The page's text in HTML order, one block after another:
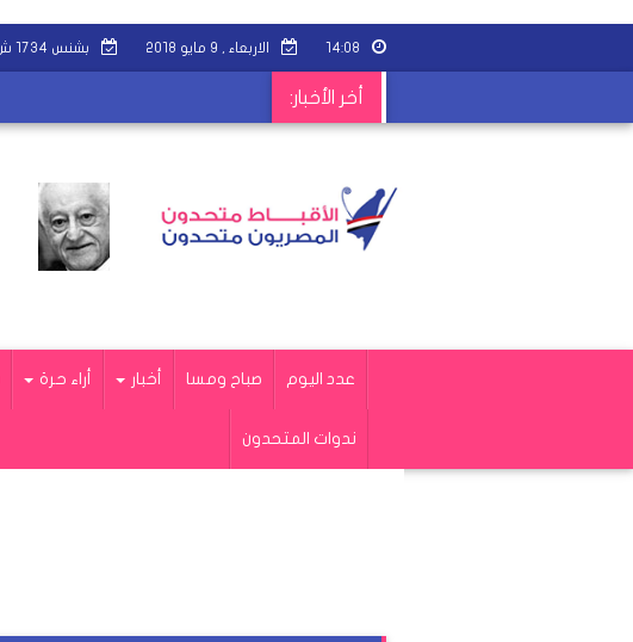
١٤:٠٨ الاربعاء , ٩ مايو ٢٠١٨ بشنس ١٧٣٤ ش ١
أخر الأخبار:
عدد اليوم صباح ومسا أخبار أراء حرة
ندوات المتحدون